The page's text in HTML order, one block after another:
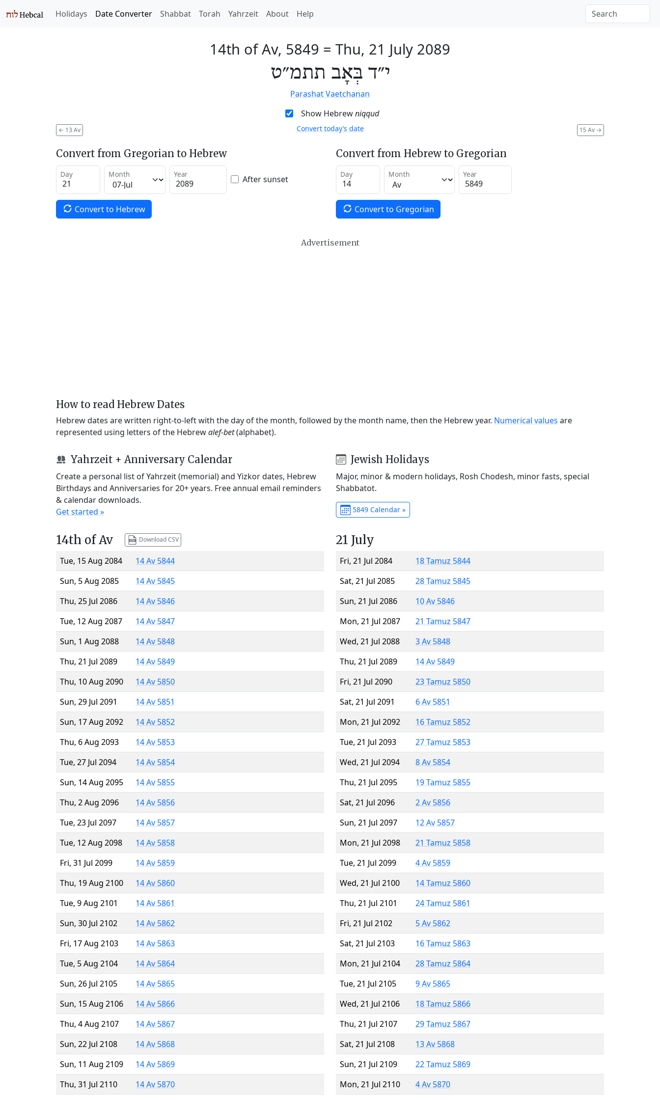
Holidays Date Converter Shabbat Torah Yahrzeit About Help
14th of Av, 5849 = Thu, 21 July 2089
י״ד בְּאָב תתמ״ט
Parashat Vaetchanan
Show Hebrewniqqud
← 13 Av 15 Av →
Convert today’s date
Convert from Gregorian to Hebrew
Day Month Year After sunset
Convert to Hebrew
Convert from Hebrew to Gregorian
Day Month Year
Convert to Gregorian
Advertisement
How to read Hebrew Dates
Hebrew dates are written right-to-left with the day of the month, followed by the month name, then the Hebrew year. Numerical values are
represented using letters of the Hebrewalef-bet(alphabet).
Yahrzeit + Anniversary Calendar
Create a personal list of Yahrzeit (memorial) and Yizkor dates, Hebrew
Birthdays and Anniversaries for 20+ years. Free annual email reminders
& calendar downloads.
Get started »
Jewish Holidays
Major, minor & modern holidays, Rosh Chodesh, minor fasts, special
Shabbatot.
5849 Calendar »
14th of Av Download CSV
Tue, 15 Aug 2084
14 Av 5844
Sun, 5 Aug 2085
14 Av 5845
Thu, 25 Jul 2086
14 Av 5846
Tue, 12 Aug 2087
14 Av 5847
Sun, 1 Aug 2088
14 Av 5848
Thu, 21 Jul 2089
14 Av 5849
Thu, 10 Aug 2090
14 Av 5850
Sun, 29 Jul 2091
14 Av 5851
Sun, 17 Aug 2092
14 Av 5852
Thu, 6 Aug 2093
14 Av 5853
Tue, 27 Jul 2094
14 Av 5854
Sun, 14 Aug 2095
14 Av 5855
Thu, 2 Aug 2096
14 Av 5856
Tue, 23 Jul 2097
14 Av 5857
Tue, 12 Aug 2098
14 Av 5858
Fri, 31 Jul 2099
14 Av 5859
Thu, 19 Aug 2100
14 Av 5860
Tue, 9 Aug 2101
14 Av 5861
Sun, 30 Jul 2102
14 Av 5862
Fri, 17 Aug 2103
14 Av 5863
Tue, 5 Aug 2104
14 Av 5864
Sun, 26 Jul 2105
14 Av 5865
Sun, 15 Aug 2106
14 Av 5866
Thu, 4 Aug 2107
14 Av 5867
Sun, 22 Jul 2108
14 Av 5868
Sun, 11 Aug 2109
14 Av 5869
Thu, 31 Jul 2110
14 Av 5870
21 July
Fri, 21 Jul 2084
18 Tamuz 5844
Sat, 21 Jul 2085
28 Tamuz 5845
Sun, 21 Jul 2086
10 Av 5846
Mon, 21 Jul 2087
21 Tamuz 5847
Wed, 21 Jul 2088
3 Av 5848
Thu, 21 Jul 2089
14 Av 5849
Fri, 21 Jul 2090
23 Tamuz 5850
Sat, 21 Jul 2091
6 Av 5851
Mon, 21 Jul 2092
16 Tamuz 5852
Tue, 21 Jul 2093
27 Tamuz 5853
Wed, 21 Jul 2094
8 Av 5854
Thu, 21 Jul 2095
19 Tamuz 5855
Sat, 21 Jul 2096
2 Av 5856
Sun, 21 Jul 2097
12 Av 5857
Mon, 21 Jul 2098
21 Tamuz 5858
Tue, 21 Jul 2099
4 Av 5859
Wed, 21 Jul 2100
14 Tamuz 5860
Thu, 21 Jul 2101
24 Tamuz 5861
Fri, 21 Jul 2102
5 Av 5862
Sat, 21 Jul 2103
16 Tamuz 5863
Mon, 21 Jul 2104
28 Tamuz 5864
Tue, 21 Jul 2105
9 Av 5865
Wed, 21 Jul 2106
18 Tamuz 5866
Thu, 21 Jul 2107
29 Tamuz 5867
Sat, 21 Jul 2108
13 Av 5868
Sun, 21 Jul 2109
22 Tamuz 5869
Mon, 21 Jul 2110
4 Av 5870